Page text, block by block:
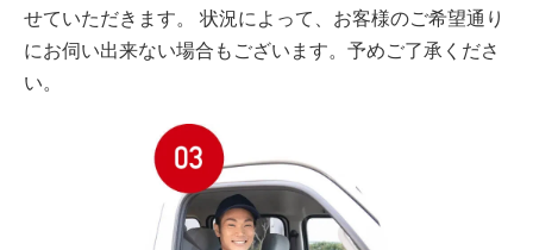
せていただきます。 状況によって、お客様のご希望通り
にお伺い出来ない場合もございます。予めご了承くださ
い。